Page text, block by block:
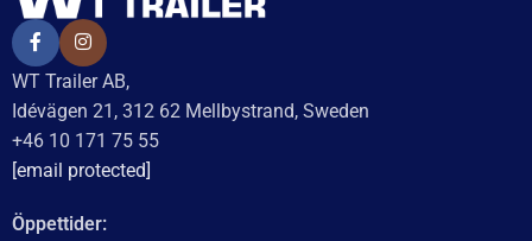
WT Trailer AB,
Idévägen 21, 312 62 Mellbystrand, Sweden
+46 10 171 75 55
[email protected]
Öppettider: